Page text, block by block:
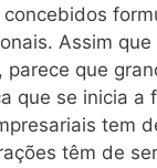
Assim que
que
que se inicia a
tem
têm de